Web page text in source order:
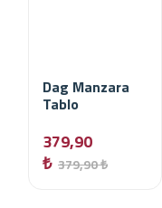
Dag Manzara
Tablo
379,90
₺ 379,90 ₺